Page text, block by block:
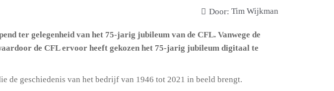
Door: Tim Wijkman
ter gelegenheid van het 75-jarig jubileum van de CFL. Vanwege de
de CFL ervoor heeft gekozen het 75-jarig jubileum digitaal te
de geschiedenis van het bedrijf van 1946 tot 2021 in beeld brengt.